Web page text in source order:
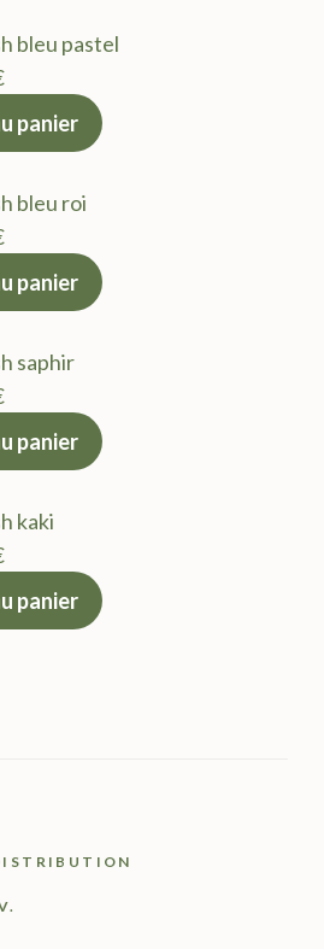
7.50 €.
bleu pastel
Le
actuel
7.50 €.
panier
bleu roi
Le
actuel
7.50 €.
panier
saphir
Le
actuel
7.50 €.
panier
kaki
Le
actuel
panier